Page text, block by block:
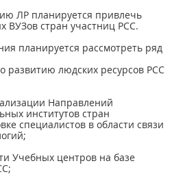
ЛР планируется привлечь
ВУЗов стран участниц РСС.
планируется рассмотреть ряд
развитию людских ресурсов РСС
Направлений
институтов стран
специалистов в области связи
Учебных центров на базе